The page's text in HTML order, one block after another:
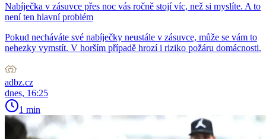
Nabíječka v zásuvce přes noc vás ročně stojí víc, než si myslíte. A to
není ten hlavní problém
Pokud necháváte své nabíječky neustále v zásuvce, může se vám to
nehezky vymstít. V horším případě hrozí i riziko požáru domácnosti.
adbz.cz
dnes, 16:25
1 min